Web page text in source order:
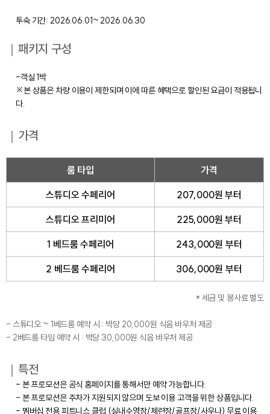
투숙 기간: 2026.06.01~ 2026.06.30
｜패키지 구성
-객실 1박
※본 상품은 차량 이용이 제한되며 이에 따른 혜택으로 할인된 요금이 적용됩니
다.
｜가격
룸 타입 가격
스튜디오 수페리어 207,000원 부터
스튜디오 프리미어 225,000원 부터
1 베드룸 수페리어 243,000원 부터
2 베드룸 수페리어 306,000원 부터
* 세금 및 봉사료 별도
- 스튜디오 ~ 1베드룸 예약 시 : 박당 20,000원 식음 바우처 제공
- 2베드룸 타입 예약 시 : 박당 30,000원 식음 바우처 제공
｜특전
- 본 프로모션은 공식 홈페이지를 통해서만 예약 가능합니다.
- 본 프로모션은 주차가 지원되지 않으며 도보 이용 고객을 위한 상품입니다.
- 멤버십 전용 피트니스 클럽 (실내수영장/체련장/골프장/사우나) 무료 이용